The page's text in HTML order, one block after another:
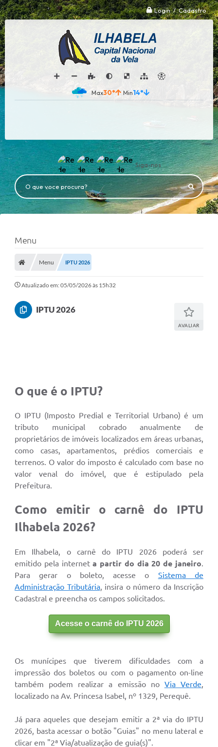
Login / Cadastro
30° 14°
Siga-nos
O que voce procura?
Menu
Menu IPTU 2026
Atualizado em: 05/05/2026 às 15h32
IPTU 2026
AVALIAR
O que é o IPTU?
O IPTU (Imposto Predial e Territorial Urbano) é um
tributo municipal cobrado anualmente de
proprietários de imóveis localizados em áreas urbanas,
como casas, apartamentos, prédios comerciais e
terrenos. O valor do imposto é calculado com base no
valor venal do imóvel, que é estipulado pela
Prefeitura.
Como emitir o carnê do IPTU
Ilhabela 2026?
Em Ilhabela, o carnê do IPTU 2026 poderá ser
emitido pela interneta partir do dia 20 de janeiro.
Para gerar o boleto, acesse o Sistema de
Administração Tributária, insira o número da Inscrição
Cadastral e preencha os campos solicitados.
Acesse o carnê do IPTU 2026
Os munícipes que tiverem dificuldades com a
impressão dos boletos ou com o pagamento on-line
também podem realizar a emissão no Via Verde,
localizado na Av. Princesa Isabel, nº 1329, Perequê.
Já para aqueles que desejam emitir a 2ª via do IPTU
2026, basta acessar o botão "Guias" no menu lateral e
clicar em "2ª Via/atualização de guia(s)".